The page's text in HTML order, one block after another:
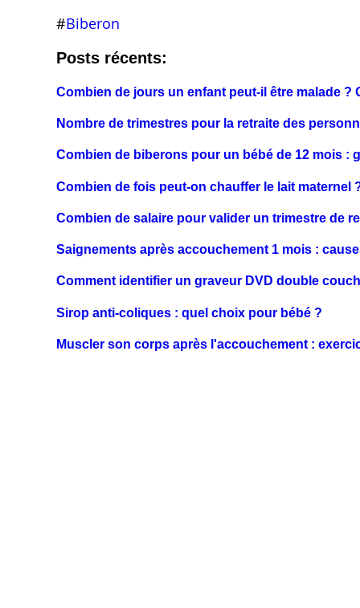
#Biberon
Posts récents:
Combien de jours un enfant peut-il être malade ?
Nombre de trimestres pour la retraite des
Combien de biberons pour un bébé de 12 mois :
Combien de fois peut-on chauffer le lait maternel
Combien de salaire pour valider un trimestre de
Saignements après accouchement 1 mois :
Comment identifier un graveur DVD double
Sirop anti-coliques : quel choix pour bébé ?
Muscler son corps après l'accouchement :